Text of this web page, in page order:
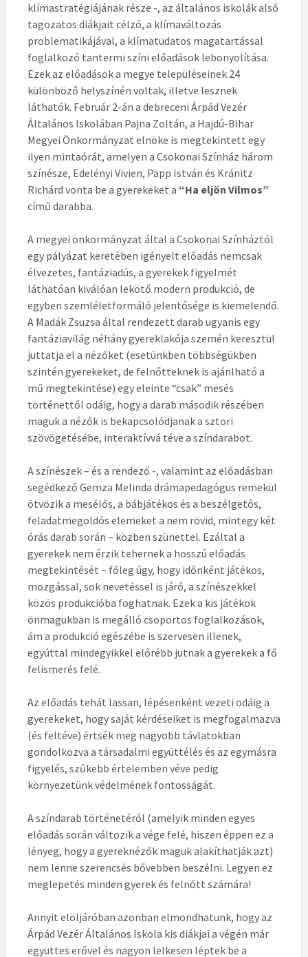
klímastratégiájának része -, az általános iskolák alsó
tagozatos diákjait célzó, a klímaváltozás
problematikájával, a klímatudatos magatartással
foglalkozó tantermi színi előadások lebonyolítása.
Ezek az előadások a megye településeinek 24
különböző helyszínén voltak, illetve lesznek
láthatók. Február 2-án a debreceni Árpád Vezér
Általános Iskolában Pajna Zoltán, a Hajdú-Bihar
Megyei Önkormányzat elnöke is megtekintett egy
ilyen mintaórát, amelyen a Csokonai Színház három
színésze, Edelényi Vivien, Papp István és Kránitz
Richárd vonta be a gyerekeket a “Ha eljön Vilmos”
című darabba.
A megyei önkormányzat által a Csokonai Színháztól
egy pályázat keretében igényelt előadás nemcsak
élvezetes, fantáziadús, a gyerekek figyelmét
láthatóan kiválóan lekötő modern produkció, de
egyben szemléletformáló jelentősége is kiemelendő.
A Madák Zsuzsa által rendezett darab ugyanis egy
fantáziavilág néhány gyereklakója szemén keresztül
juttatja el a nézőket (esetünkben többségükben
szintén gyerekeket, de felnőtteknek is ajánlható a
mű megtekintése) egy eleinte “csak” mesés
történettől odáig, hogy a darab második részében
maguk a nézők is bekapcsolódjanak a sztori
szövögetésébe, interaktívvá téve a színdarabot.
A színészek – és a rendező -, valamint az előadásban
segédkező Gemza Melinda drámapedagógus remekül
ötvözik a mesélős, a bábjátékos és a beszélgetős,
feladatmegoldós elemeket a nem rövid, mintegy két
órás darab során – közben szünettel. Ezáltal a
gyerekek nem érzik tehernek a hosszú előadás
megtekintését – főleg úgy, hogy időnként játékos,
mozgással, sok nevetéssel is járó, a színészekkel
közös produkcióba foghatnak. Ezek a kis játékok
önmagukban is megálló csoportos foglalkozások,
ám a produkció egészébe is szervesen illenek,
egyúttal mindegyikkel előrébb jutnak a gyerekek a fő
felismerés felé.
Az előadás tehát lassan, lépésenként vezeti odáig a
gyerekeket, hogy saját kérdéseiket is megfogalmazva
(és feltéve) értsék meg nagyobb távlatokban
gondolkozva a társadalmi együttélés és az egymásra
figyelés, szűkebb értelemben véve pedig
környezetünk védelmének fontosságát.
A színdarab történetéről (amelyik minden egyes
előadás során változik a vége felé, hiszen éppen ez a
lényeg, hogy a gyereknézők maguk alakíthatják azt)
nem lenne szerencsés bővebben beszélni. Legyen ez
meglepetés minden gyerek és felnőtt számára!
Annyit elöljáróban azonban elmondhatunk, hogy az
Árpád Vezér Általános Iskola kis diákjai a végén már
együttes erővel és nagyon lelkesen léptek be a